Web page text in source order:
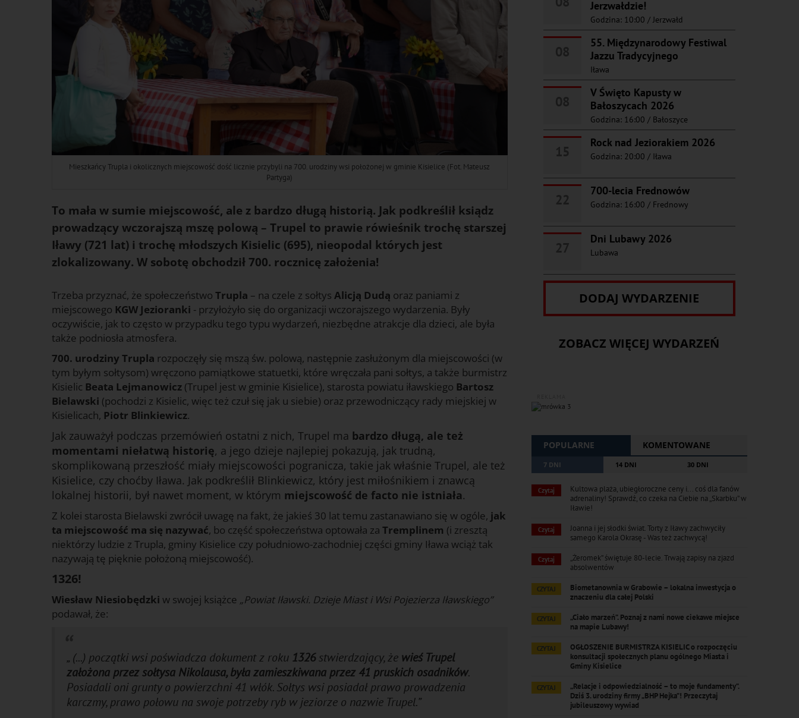
Mieszkańcy Trupla i okolicznych miejscowość dość licznie przybyli na 700. urodziny wsi położonej w gminie Kisielice (Fot. Mateusz
Partyga)
To mała w sumie miejscowość, ale z bardzo długą historią. Jak podkreślił ksiądz
prowadzący wczorajszą mszę polową – Trupel to prawie rówieśnik trochę starszej
Iławy (721 lat) i trochę młodszych Kisielic (695), nieopodal których jest
zlokalizowany. W sobotę obchodził 700. rocznicę założenia!
Trzeba przyznać, że społeczeństwo Trupla – na czele z sołtys Alicją Dudą oraz paniami z
miejscowego KGW Jezioranki - przyłożyło się do organizacji wczorajszego wydarzenia. Były
oczywiście, jak to często w przypadku tego typu wydarzeń, niezbędne atrakcje dla dzieci, ale była
także podniosła atmosfera.
700. urodziny Trupla rozpoczęły się mszą św. polową, następnie zasłużonym dla miejscowości (w
tym byłym sołtysom) wręczono pamiątkowe statuetki, które wręczała pani sołtys, a także burmistrz
Kisielic Beata Lejmanowicz (Trupel jest w gminie Kisielice), starosta powiatu iławskiego Bartosz
Bielawski (pochodzi z Kisielic, więc też czuł się jak u siebie) oraz przewodniczący rady miejskiej w
Kisielicach, Piotr Blinkiewicz.
Jak zauważył podczas przemówień ostatni z nich, Trupel ma bardzo długą, ale też
momentami niełatwą historię, a jego dzieje najlepiej pokazują, jak trudną,
skomplikowaną przeszłość miały miejscowości pogranicza, takie jak właśnie Trupel, ale też
Kisielice, czy choćby Iława. Jak podkreślił Blinkiewicz, który jest miłośnikiem i znawcą
lokalnej historii, był nawet moment, w którym miejscowość de facto nie istniała.
Z kolei starosta Bielawski zwrócił uwagę na fakt, że jakieś 30 lat temu zastanawiano się w ogóle, jak
ta miejscowość ma się nazywać, bo część społeczeństwa optowała za Tremplinem (i zresztą
niektórzy ludzie z Trupla, gminy Kisielice czy południowo-zachodniej części gminy Iława wciąż tak
nazywają tę pięknie położoną miejscowość).
1326!
Wiesław Niesiobędzki w swojej książce „Powiat Iławski. Dzieje Miast i Wsi Pojezierza Iławskiego”
podawał, że:
„ (...) początki wsi poświadcza dokument z roku 1326stwierdzający, że wieś Trupel
założona przez sołtysa Nikolausa, była zamieszkiwana przez 41 pruskich osadników.
Posiadali oni grunty o powierzchni 41 włók. Sołtys wsi posiadał prawo prowadzenia
karczmy, prawo połowu na swoje potrzeby ryb w jeziorze o nazwie Trupel.”
Jerzwałdzie!
Godzina: 10:00 / Jerzwałd
55. Międzynarodowy Festiwal
Jazzu Tradycyjnego
Iława
V Święto Kapusty w
Bałoszycach 2026
Godzina: 16:00 / Bałoszyce
Rock nad Jeziorakiem 2026
Godzina: 20:00 / Iława
700-lecia Frednowów
Godzina: 16:00 / Frednowy
Dni Lubawy 2026
Lubawa
DODAJ WYDARZENIE
ZOBACZ WIĘCEJ WYDARZEŃ
POPULARNE KOMENTOWANE
7 DNI 14 DNI 30 DNI
Czytaj
Kultowa plaża, ubiegłoroczne ceny i... coś dla fanów
adrenaliny! Sprawdź, co czeka na Ciebie na „Skarbku” w
Iławie!
Czytaj
Joanna i jej słodki świat. Torty z Iławy zachwyciły
samego Karola Okrasę - Was też zachwycą!
Czytaj
„Żeromek” świętuje 80-lecie. Trwają zapisy na zjazd
absolwentów
CZYTAJ
Biometanownia w Grabowie – lokalna inwestycja o
znaczeniu dla całej Polski
CZYTAJ
„Ciało marzeń”. Poznaj z nami nowe ciekawe miejsce
na mapie Lubawy!
CZYTAJ
OGŁOSZENIE BURMISTRZA KISIELIC o rozpoczęciu
konsultacji społecznych planu ogólnego Miasta i
Gminy Kisielice
CZYTAJ
„Relacje i odpowiedzialność – to moje fundamenty”.
Dziś 3. urodziny firmy „BHP Hejka”! Przeczytaj
jubileuszowy wywiad